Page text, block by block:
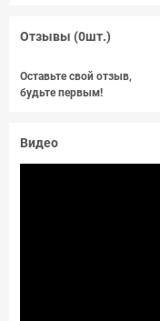
Отзывы (0шт.)
Оставьте свой отзыв,
будьте первым!
Видео